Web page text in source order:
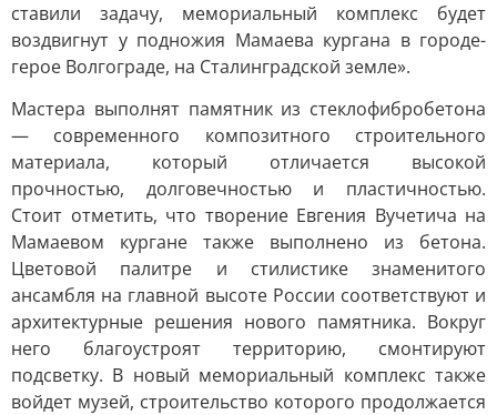
ставили задачу, мемориальный комплекс будет
воздвигнут у подножия Мамаева кургана в городе-
герое Волгограде, на Сталинградской земле».
Мастера выполнят памятник из стеклофибробетона
— современного композитного строительного
материала, который отличается высокой
прочностью, долговечностью и пластичностью.
Стоит отметить, что творение Евгения Вучетича на
Мамаевом кургане также выполнено из бетона.
Цветовой палитре и стилистике знаменитого
ансамбля на главной высоте России соответствуют и
архитектурные решения нового памятника. Вокруг
него благоустроят территорию, смонтируют
подсветку. В новый мемориальный комплекс также
войдет музей, строительство которого продолжается